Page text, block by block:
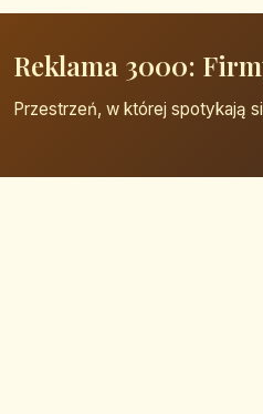
Reklama 3000:
Przestrzeń, w której spotykają